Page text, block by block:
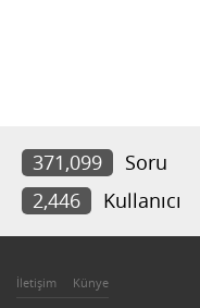
371,099 Soru
2,446
Kullanıcı
İletişim Künye